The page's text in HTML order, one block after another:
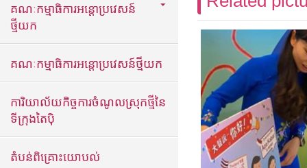
គណៈកម្មាធិការអន្តោប្រវេសន៍
ថ្មីយក
គណៈកម្មាធិការអន្តោប្រវេសន៍ថ្មីយក
ការិយាល័យកិច្ចការចំណូលស្រុកថ្មីនៃ
ទីក្រុងតៃប៉ិ
តំបន់ពិគ្រោះយោបល់